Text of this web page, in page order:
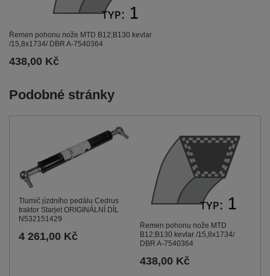
Řemen pohonu nože MTD B12;B130 kevlar
/15,8x1734/ DBR A-7540364
438,00 Kč
Podobné stránky
Tlumič jízdního pedálu Cedrus
traktor Starjet ORIGINÁLNÍ DÍL
N532151429
4 261,00 Kč
Řemen pohonu nože MTD
B12;B130 kevlar /15,8x1734/
DBR A-7540364
438,00 Kč